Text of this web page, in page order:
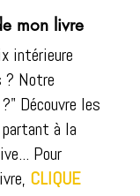
mon livre
intérieure
? Notre
Découvre les
à la
Pour
CLIQUE